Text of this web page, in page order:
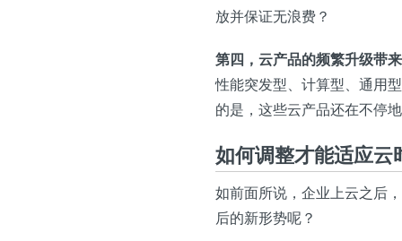
放并保证无浪费？
第四，云产品的频繁升级带
性能突发型、计算型、通用
的是，这些云产品还在不停
如何调整才能适应云
如前面所说，企业上云之后
后的新形势呢？